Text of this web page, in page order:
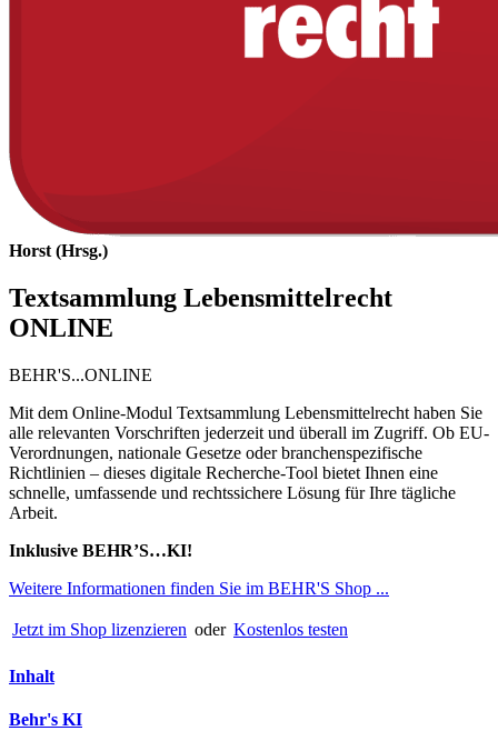
Horst (Hrsg.)
Textsammlung Lebensmittelrecht
ONLINE
BEHR'S...ONLINE
Mit dem Online-Modul Textsammlung Lebensmittelrecht haben Sie
alle relevanten Vorschriften jederzeit und überall im Zugriff. Ob EU-
Verordnungen, nationale Gesetze oder branchenspezifische
Richtlinien – dieses digitale Recherche-Tool bietet Ihnen eine
schnelle, umfassende und rechtssichere Lösung für Ihre tägliche
Arbeit.
Inklusive BEHR’S…KI!
Weitere Informationen finden Sie im BEHR'S Shop ...
Jetzt im Shop lizenzieren oder Kostenlos testen
Inhalt
Behr's KI